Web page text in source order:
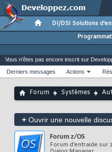
DI/DSI Solutions
Vous n'êtes pas encore inscrit sur
Derniers messages
Actions
Forum Systèmes
+ Ouvrir une nouvelle
Forum z/OS
Forum d'entraide sur